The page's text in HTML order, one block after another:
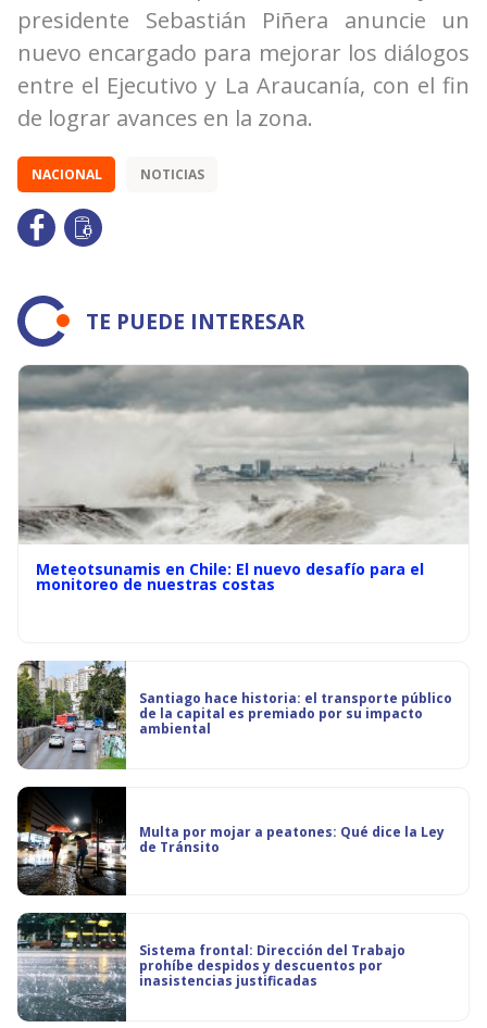
presidente Sebastián Piñera anuncie un
nuevo encargado para mejorar los diálogos
entre el Ejecutivo y La Araucanía, con el fin
de lograr avances en la zona.
NACIONAL NOTICIAS
TE PUEDE INTERESAR
Meteotsunamis en Chile: El nuevo desafío para el
monitoreo de nuestras costas
Santiago hace historia: el transporte público
de la capital es premiado por su impacto
ambiental
Multa por mojar a peatones: Qué dice la Ley
de Tránsito
Sistema frontal: Dirección del Trabajo
prohíbe despidos y descuentos por
inasistencias justificadas